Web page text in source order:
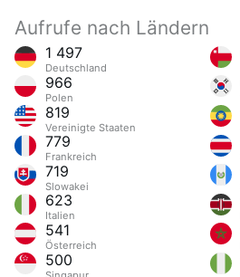
Aufrufe nach Ländern
1 497
Deutschland
966
Polen
819
Vereinigte Staaten
779
Frankreich
719
Slowakei
623
Italien
541
Österreich
500